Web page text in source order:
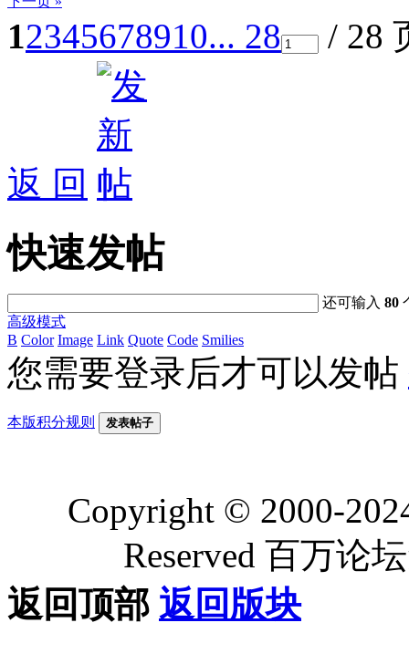
12345678910... 28 / 28
返 回
快速发帖
还可输入80
高级模式
B Color Image Link Quote Code Smilies
您需要登录后才可以发帖
本版积分规则 发表帖子
Copyright © 2000-
Reserved 百万论
返回顶部 返回版块